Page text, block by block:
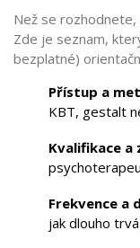
Než se rozhodnete,
Zde je seznam,
bezplatné)
Přístup a
KBT, gestalt
Kvalifikace a
Frekvence a
jak dlouho